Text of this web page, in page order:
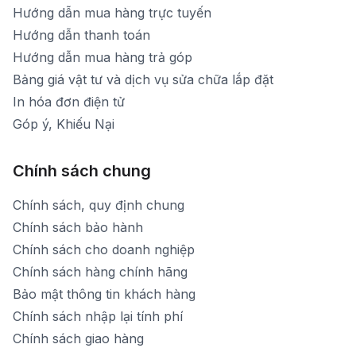
Hướng dẫn mua hàng trực tuyến
Hướng dẫn thanh toán
Hướng dẫn mua hàng trả góp
Bảng giá vật tư và dịch vụ sửa chữa lắp đặt
In hóa đơn điện tử
Góp ý, Khiếu Nại
Chính sách chung
Chính sách, quy định chung
Chính sách bảo hành
Chính sách cho doanh nghiệp
Chính sách hàng chính hãng
Bảo mật thông tin khách hàng
Chính sách nhập lại tính phí
Chính sách giao hàng